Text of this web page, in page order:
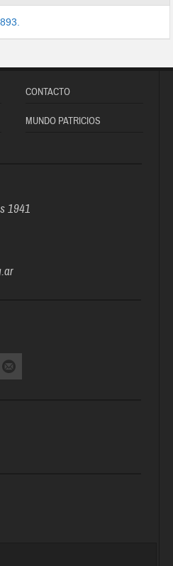
CONTACTO
MUNDO PATRICIOS
1941